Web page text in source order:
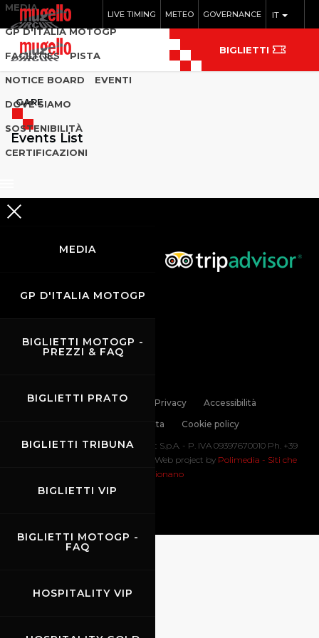
IT
LIVE TIMING METEO GOVERNANCE
MEDIA
GP D'ITALIA MOTOGP
FACILITIES PISTA
NOTICE BOARD EVENTI
DOVE SIAMO
SOSTENIBILITÀ
CERTIFICAZIONI
MEDIA
GP D'ITALIA MOTOGP
BIGLIETTI MOTOGP -
PREZZI & FAQ
BIGLIETTI PRATO
BIGLIETTI TRIBUNA
BIGLIETTI VIP
BIGLIETTI MOTOGP -
FAQ
HOSPITALITY VIP
BIGLIETTI
GARE
Events List
Links Contatti Privacy
Accessibilità
Codice di Condotta
Cookie policy
Copyright © 2026 Mugello Circuit S.p.A. - P. IVA 09397670010 Ph. +39
0558499111- All Rights Reserved | Web project by Polimedia - Siti che
funzionano